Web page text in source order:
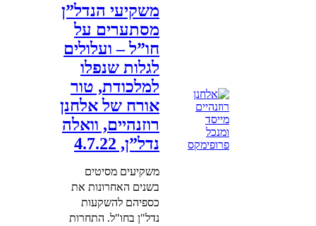
משקיעי הנדל”ן
מסתערים על
חו”ל – ועלולים
לגלות שנפלו
למלכודת, טור
אורח של אלחנן
רוזנהיים, וואלה
נדל”ן, 4.7.22
משקיעים מסיטים
בשנים האחרונות את
כספיהם להשקעות
נדל"ן בחו"ל. התחרות